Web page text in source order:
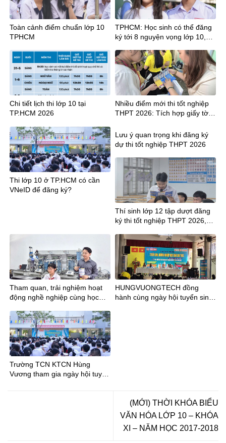
Toàn cảnh điểm chuẩn lớp 10
TPHCM
TPHCM: Học sinh có thể đăng
ký tới 8 nguyện vọng lớp 10,
Chi tiết lịch thi lớp 10 tại
TP.HCM 2026
Nhiều điểm mới thi tốt nghiệp
THPT 2026: Tích hợp giấy tờ,
ngày
Thi lớp 10 ở TP.HCM có cần
VNeID để đăng ký?
Lưu ý quan trọng khi đăng ký
dự thi tốt nghiệp THPT 2026
Thí sinh lớp 12 tập dượt đăng
ký thi tốt nghiệp THPT 2026,
Tham quan, trải nghiệm hoạt
động nghề nghiệp cùng học
Lưu tại Trường TCN
KTCNHùng Vương
HUNGVUONGTECH đồng
hành cùng ngày hội tuyển sinh
Trường TCN KTCN Hùng
Vương tham gia ngày hội tuyển
(MỚI) THỜI KHÓA BIỂU
VĂN HÓA LỚP 10 – KHÓA
XI – NĂM HỌC 2017-2018